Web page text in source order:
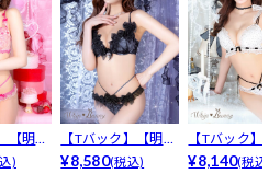
【明日
デュ
)
【Tバック】【明日
花キララプロデュ
¥8,580(税込)
【Tバック】
花キララプロ
¥8,140(税込)